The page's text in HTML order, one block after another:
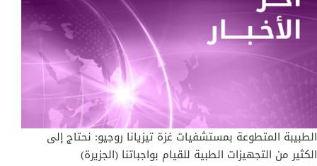
الطبيبة المتطوعة بمستشفيات غزة تيزيانا روجيو: نحتاج إلى
الكثير من التجهيزات الطبية للقيام بواجباتنا (الجزيرة)